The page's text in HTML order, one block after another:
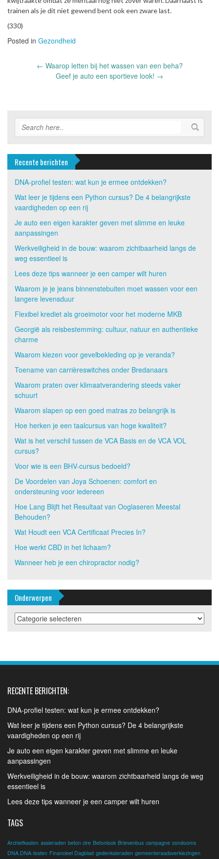
trainen als je dit niet gewend bent ook een zware last.
(330)
Posted in Gezondheid
← Waarop letten bij het wassen van een beha?
Geef je auto een sportieve look! →
Recente berichten
DNA-profiel testen: wat kun je ermee ontdekken?
Wat leer je tijdens een Python cursus? De 4 belangrijkste
vaardigheden op een rij
Je auto een eigen karakter geven met slimme en leuke
aanpassingen
Werkveiligheid in de bouw: waarom zichtbaarheid langs de
weg essentieel is
Lees deze tips wanneer je een camper wilt huren
Waarom je je jeans binnenstebuiten moet wassen voor een
langere levensduur
Flexibel krediet als groeimotor voor het moderne MKB
Georgië als reisbestemming: cultuur, natuur en authentieke
charme
Waarom kiezen voor gevelbekleding op je veranda?
Toename van carrièreswitches onder Bredanaars
Waarom praten over klimaatverandering steeds vaker
schuurt
Waarom slapen op een goed matras zo belangrijk is
Hoe herken je een taalcursus van hoge kwaliteit?
Wat is het verschil tussen de VCA Basis en de VCA VOL
cursus?
Voor wie is een BHV-cursus bedoeld?
De Voordelen van Joya Schoenen: comfort en
ondersteuning voor iedereen
Hoe Lang Blijft het Resultaat van Ooglaseren Meestal
Behouden?
Wat Houdt een VCA Certificaat Precies In?
Hoe werkt CBD in het lichaam?
Wanneer heb je een chiropractor nodig?
Onderwerpen
Onderwerpen
RECENTE BERICHTEN:
DNA-profiel testen: wat kun je ermee ontdekken?
Wat leer je tijdens een Python cursus? De 4 belangrijkste
vaardigheden op een rij
Je auto een eigen karakter geven met slimme en leuke
aanpassingen
Werkveiligheid in de bouw: waarom zichtbaarheid langs de weg
essentieel is
Lees deze tips wanneer je een camper wilt huren
TAGS
Archiefkasten assieraden beton cire Betonlook Brievenbus campagne condooms
DNA.DNA-testen Financieel Dagblad gedenksieraden gemeenteraadsverkiezingen